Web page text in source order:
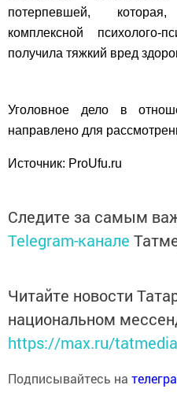
потерпевшей,
комплексной психолого-
получила тяжкий вред
Уголовное дело в
направлено для
Источник: ProUfu.ru
Следите за самым
Telegram-канале
Читайте новости
национальном
https://max.ru/tatmedia
Подписывайтесь на